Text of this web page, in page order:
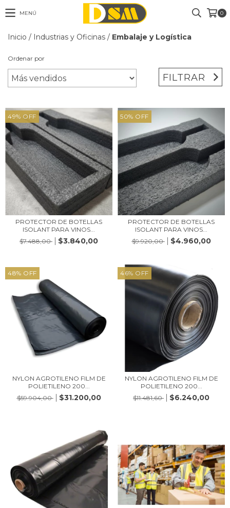
MENÚ 0
Inicio / Industrias y Oficinas / Embalaje y Logística
Ordenar por
FILTRAR
49% OFF
PROTECTOR DE BOTELLAS
ISOLANT PARA VINOS...
$7.488,00
$3.840,00
50% OFF
PROTECTOR DE BOTELLAS
ISOLANT PARA VINOS...
$9.920,00
$4.960,00
48% OFF
NYLON AGROTILENO FILM DE
POLIETILENO 200...
$59.904,00
$31.200,00
46% OFF
NYLON AGROTILENO FILM DE
POLIETILENO 200...
$11.481,60
$6.240,00